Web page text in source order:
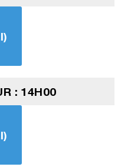
: 14H00